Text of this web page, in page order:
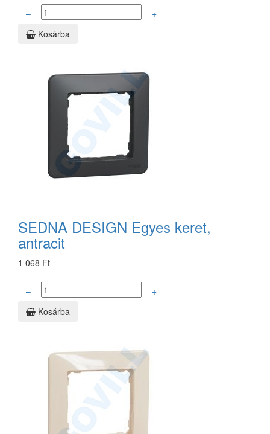
–
+
Kosárba
SEDNA DESIGN Egyes keret,
antracit
1 068 Ft
–
+
Kosárba